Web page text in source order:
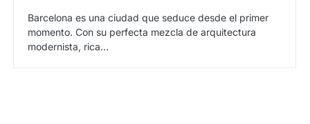
Barcelona es una ciudad que seduce desde el primer
momento. Con su perfecta mezcla de arquitectura
modernista, rica…